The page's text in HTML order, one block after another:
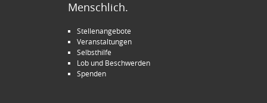
Menschlich.
Stellenangebote
Veranstaltungen
Selbsthilfe
Lob und Beschwerden
Spenden